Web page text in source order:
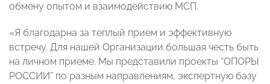
обмену опытом и взаимодействию МСП.
«Я благодарна за теплый прием и эффективную
встречу. Для нашей Организации большая честь быть
на личном приеме. Мы представили проекты “ОПОРЫ
РОССИИ” по разным направлениям, экспертную базу